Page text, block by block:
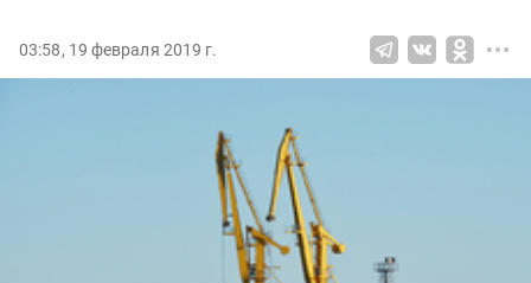
03:58, 19 февраля 2019 г.